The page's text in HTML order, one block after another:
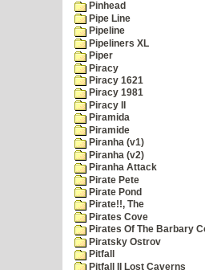
Pinhead
Pipe Line
Pipeline
Pipeliners XL
Piper
Piracy
Piracy 1621
Piracy 1981
Piracy II
Piramida
Piramide
Piranha (v1)
Piranha (v2)
Piranha Attack
Pirate Pete
Pirate Pond
Pirate!!, The
Pirates Cove
Pirates Of The Barbary
Piratsky Ostrov
Pitfall
Pitfall II Lost Caverns